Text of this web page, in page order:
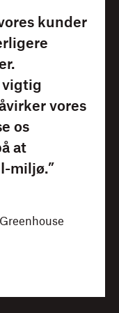
kunder
vigtig
vores
os
at
miljø.”